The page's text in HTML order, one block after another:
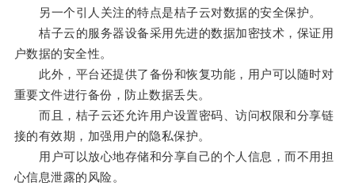
另一个引人关注的特点是桔子云对数据的安全保护。
桔子云的服务器设备采用先进的数据加密技术，保证用
户数据的安全性。
此外，平台还提供了备份和恢复功能，用户可以随时对
重要文件进行备份，防止数据丢失。
而且，桔子云还允许用户设置密码、访问权限和分享链
接的有效期，加强用户的隐私保护。
用户可以放心地存储和分享自己的个人信息，而不用担
心信息泄露的风险。